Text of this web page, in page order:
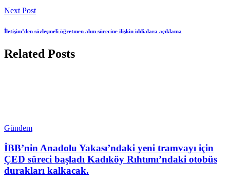
Next Post
İletişim’den sözleşmeli öğretmen alım sürecine ilişkin iddialara açıklama
Related Posts
Gündem
İBB’nin Anadolu Yakası’ndaki yeni tramvayı için
ÇED süreci başladı Kadıköy Rıhtımı’ndaki otobüs
durakları kalkacak.